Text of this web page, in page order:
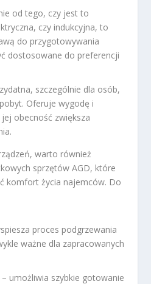
od tego, czy jest to
czy indukcyjna, to
do przygotowywania
dostosowane do preferencji
szczególnie dla osób,
Oferuje wygodę i
obecność zwiększa
warto również
sprzętów AGD, które
komfort życia najemców. Do
proces podgrzewania
ważne dla zapracowanych
– umożliwia szybkie gotowanie